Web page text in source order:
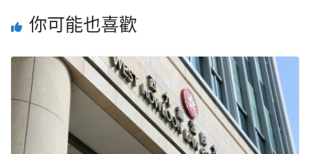
你可能也喜歡